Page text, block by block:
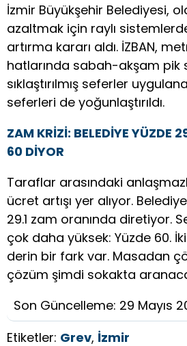
İzmir Büyükşehir Belediyesi,
azaltmak için raylı
artırma kararı aldı. İZBAN,
hatlarında sabah-akşam pik
sıklaştırılmış seferler
seferleri de yoğunlaştırıldı.
ZAM KRİZİ: BELEDİYE YÜZDE
60 DİYOR
Taraflar arasındaki
ücret artışı yer alıyor.
29.1 zam oranında diretiyor.
çok daha yüksek: Yüzde 60.
derin bir fark var. Masadan
çözüm şimdi sokakta
Son Güncelleme: 29 Mayıs
Etiketler: Grev, İzmir